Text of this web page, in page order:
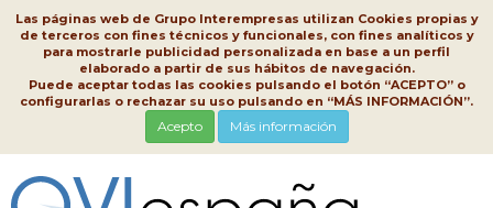
Las páginas web de Grupo Interempresas utilizan Cookies propias y
de terceros con fines técnicos y funcionales, con fines analíticos y
para mostrarle publicidad personalizada en base a un perfil
elaborado a partir de sus hábitos de navegación.
Puede aceptar todas las cookies pulsando el botón “ACEPTO” o
configurarlas o rechazar su uso pulsando en “MÁS INFORMACIÓN”.
Acepto Más información